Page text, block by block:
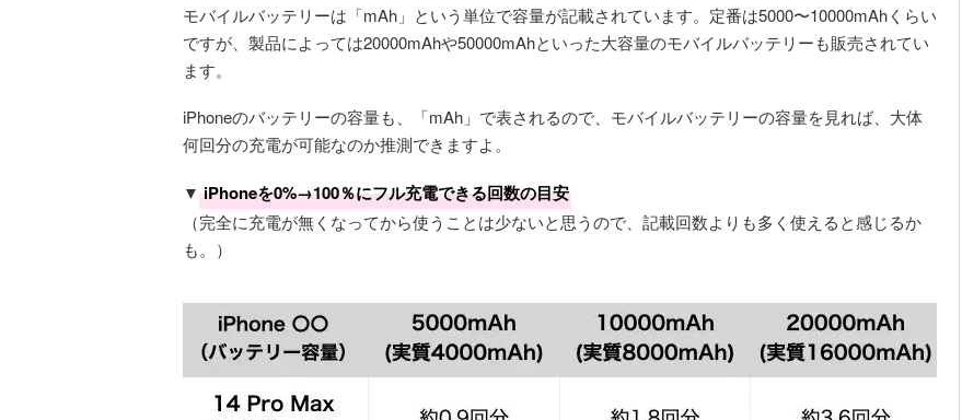
モバイルバッテリーは「mAh」という単位で容量が記載されています。定番は5000〜10000mAhくらい
ですが、製品によっては20000mAhや50000mAhといった大容量のモバイルバッテリーも販売されてい
ます。
iPhoneのバッテリーの容量も、「mAh」で表されるので、モバイルバッテリーの容量を見れば、大体
何回分の充電が可能なのか推測できますよ。
▼ iPhoneを0%→100％にフル充電できる回数の目安
（完全に充電が無くなってから使うことは少ないと思うので、記載回数よりも多く使えると感じるか
も。）